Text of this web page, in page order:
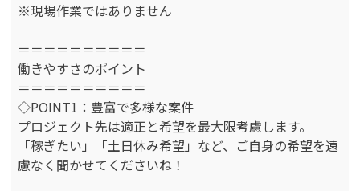
※現場作業ではありません
＝＝＝＝＝＝＝＝＝＝
働きやすさのポイント
＝＝＝＝＝＝＝＝＝＝
◇POINT1：豊富で多様な案件
プロジェクト先は適正と希望を最大限考慮します。
「稼ぎたい」「土日休み希望」など、ご自身の希望を遠
慮なく聞かせてくださいね！